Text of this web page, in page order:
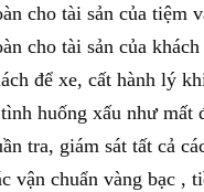
cho tài sản của tiệm
cho tài sản của
để xe, cất hành lý
huống xấu như mất
tra, giám sát tất cả
vận chuẩn vàng bạc ,